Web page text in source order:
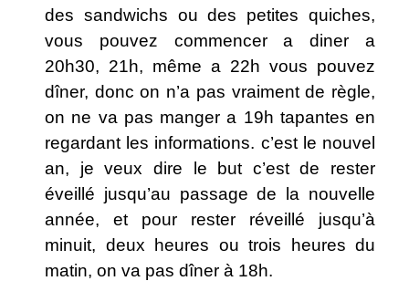
des sandwichs ou des petites quiches,
vous pouvez commencer a diner a
20h30, 21h, même a 22h vous pouvez
dîner, donc on n’a pas vraiment de règle,
on ne va pas manger a 19h tapantes en
regardant les informations. c’est le nouvel
an, je veux dire le but c’est de rester
éveillé jusqu’au passage de la nouvelle
année, et pour rester réveillé jusqu’à
minuit, deux heures ou trois heures du
matin, on va pas dîner à 18h.